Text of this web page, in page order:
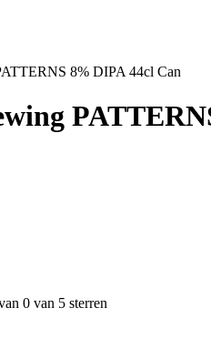
8% DIPA 44cl Can
0 van 5 sterren